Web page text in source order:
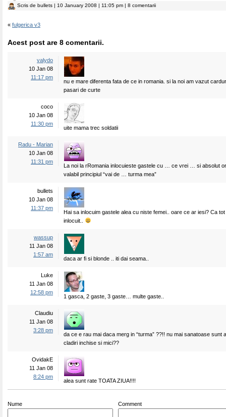
Scris de bullets | 10 January 2008 | 11:05 pm | 8 comentarii
« fulgerica v3
Acest post are 8 comentarii.
valydo
10 Jan 08
11:17 pm
nu e mare diferenta fata de ce in romania. si la noi am vazut
pasari de curte
coco
10 Jan 08
11:30 pm
uite mama trec soldatii
Radu - Marian
10 Jan 08
11:31 pm
La noi la rRomania inlocuieste gastele cu … ce vrei … si absolut
valabil principiul “vai de … turma mea”
bullets
10 Jan 08
11:37 pm
Hai sa inlocuim gastele alea cu niste femei.. oare ce ar iesi? Ca
inlocuit..
wassup
11 Jan 08
1:57 am
daca ar fi si blonde .. iti dai seama..
Luke
11 Jan 08
12:58 pm
1 gasca, 2 gaste, 3 gaste… multe gaste..
Claudiu
11 Jan 08
3:28 pm
da ce e rau mai daca merg in “turma” ??!! nu mai sanatoase sunt
cladiri inchise si mici??
OvidakE
11 Jan 08
8:24 pm
alea sunt rate TOATA ZIUA!!!!
Nume Comment